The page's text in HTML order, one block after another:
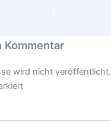
Kommentar
wird nicht veröffentlicht.